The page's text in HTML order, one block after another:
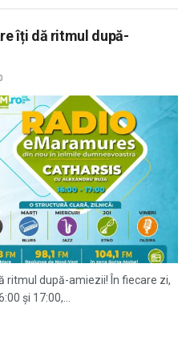
îți dă ritmul după-
ritmul după-amiezii! În fiecare zi,
și 17:00,...